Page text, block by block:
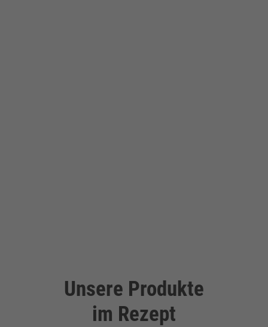
Unsere Produkte
im Rezept